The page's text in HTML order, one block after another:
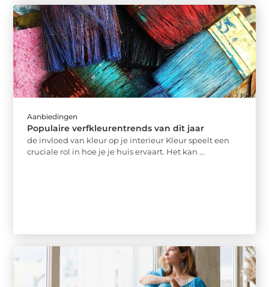
Aanbiedingen
Populaire verfkleurentrends van dit jaar
de invloed van kleur op je interieur Kleur speelt een
cruciale rol in hoe je je huis ervaart. Het kan ...